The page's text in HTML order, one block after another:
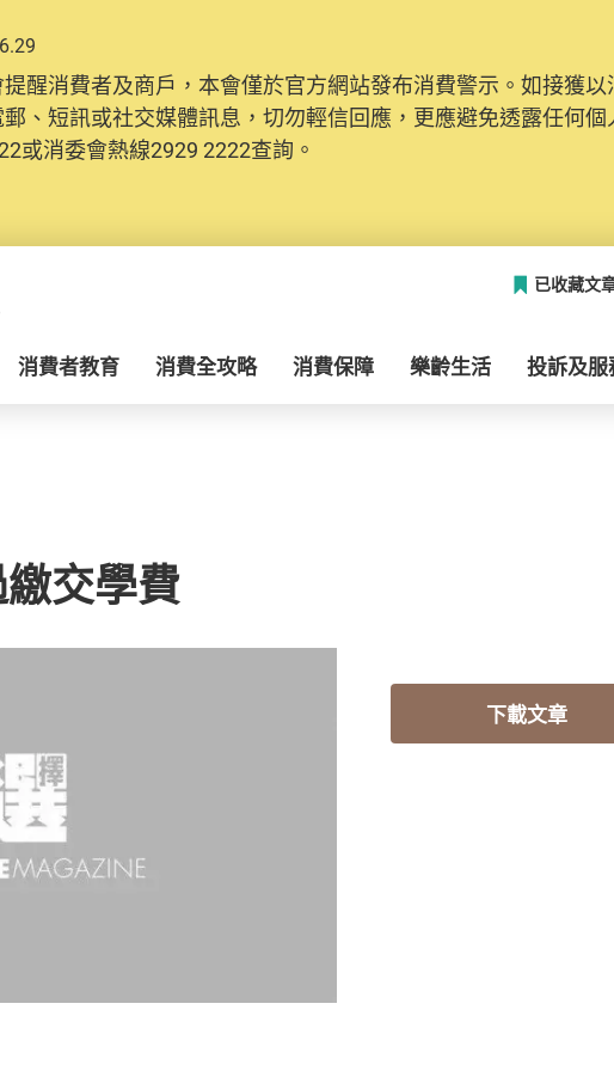
醒消費者及商戶，本會僅於官方網站發布消費警示。如接獲
、短訊或社交媒體訊息，切勿輕信回應，更應避免透露任何
或消委會熱線2929 2222查詢。
已收藏文
消費者教育 消費全攻略 消費保障 樂齡生活 投訴及服
交學費
下載文章